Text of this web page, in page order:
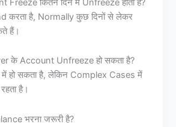
करता है, Normally कुछ दिनों से लेकर
हैं।
के Account Unfreeze हो सकता है?
हो सकता है, लेकिन Complex Cases में
है।
भरना जरूरी है?